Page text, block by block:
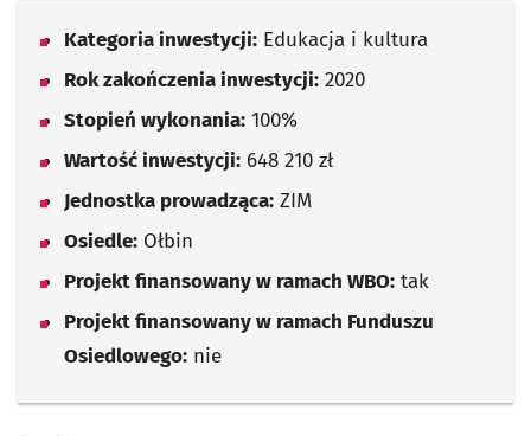
Kategoria inwestycji: Edukacja i kultura
Rok zakończenia inwestycji: 2020
Stopień wykonania: 100%
Wartość inwestycji: 648 210 zł
Jednostka prowadząca: ZIM
Osiedle: Ołbin
Projekt finansowany w ramach WBO: tak
Projekt finansowany w ramach Funduszu
Osiedlowego: nie